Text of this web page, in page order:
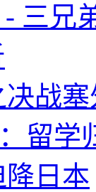
三兄
战
留学
降日本